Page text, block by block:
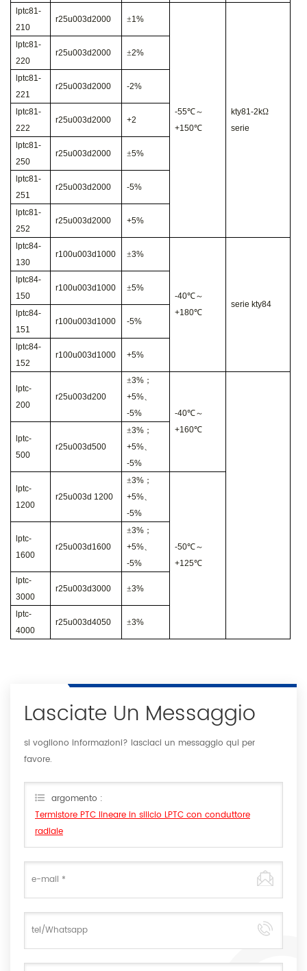
lptc81-
210
r25u003d2000 ±1%
-55℃～
+150℃
kty81-2kΩ
serie
lptc81-
220
r25u003d2000 ±2%
lptc81-
221
r25u003d2000 -2%
lptc81-
222
r25u003d2000 +2
lptc81-
250
r25u003d2000 ±5%
lptc81-
251
r25u003d2000 -5%
lptc81-
252
r25u003d2000 +5%
lptc84-
130
r100u003d1000 ±3%
-40℃～
+180℃
serie kty84
lptc84-
150
r100u003d1000 ±5%
lptc84-
151
r100u003d1000 -5%
lptc84-
152
r100u003d1000 +5%
lptc-
200
r25u003d200
±3% ；
+5%、
-5%
-40℃～
+160℃
lptc-
500
r25u003d500
±3% ；
+5%、
-5%
lptc-
1200
r25u003d 1200
±3% ；
+5%、
-5%
-50℃～
+125℃
lptc-
1600
r25u003d1600
±3% ；
+5%、
-5%
lptc-
3000
r25u003d3000 ±3%
lptc-
4000
r25u003d4050 ±3%
Lasciate Un Messaggio
si vogliono informazioni? lasciaci un messaggio qui per
favore.
argomento :
Termistore PTC lineare in silicio LPTC con conduttore
radiale